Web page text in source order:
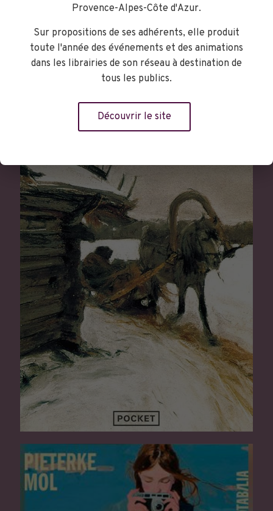
Ses coups de coeur
Provence-Alpes-Côte d'Azur.
Sur propositions de ses adhérents, elle produit
toute l'année des événements et des animations
dans les librairies de son réseau à destination de
tous les publics.
Découvrir le site